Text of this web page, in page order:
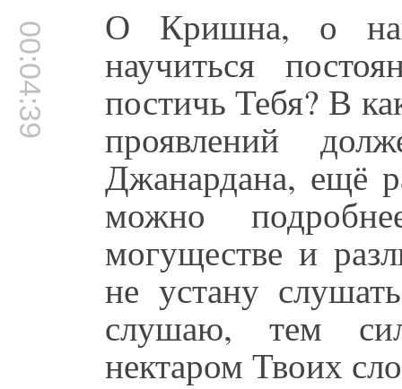
00:04:39 О Кришна, о
научиться
постичь Тебя? В
проявлений
Джанардана, ещё
можно
могуществе и
не устану
слушаю, тем
нектаром Твоих